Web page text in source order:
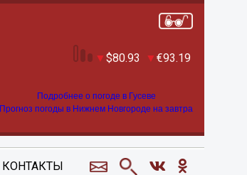
80.93 93.19
Подробнее о погоде в Гусеве
Прогноз погоды в Нижнем Новгороде на завтра
КОНТАКТЫ